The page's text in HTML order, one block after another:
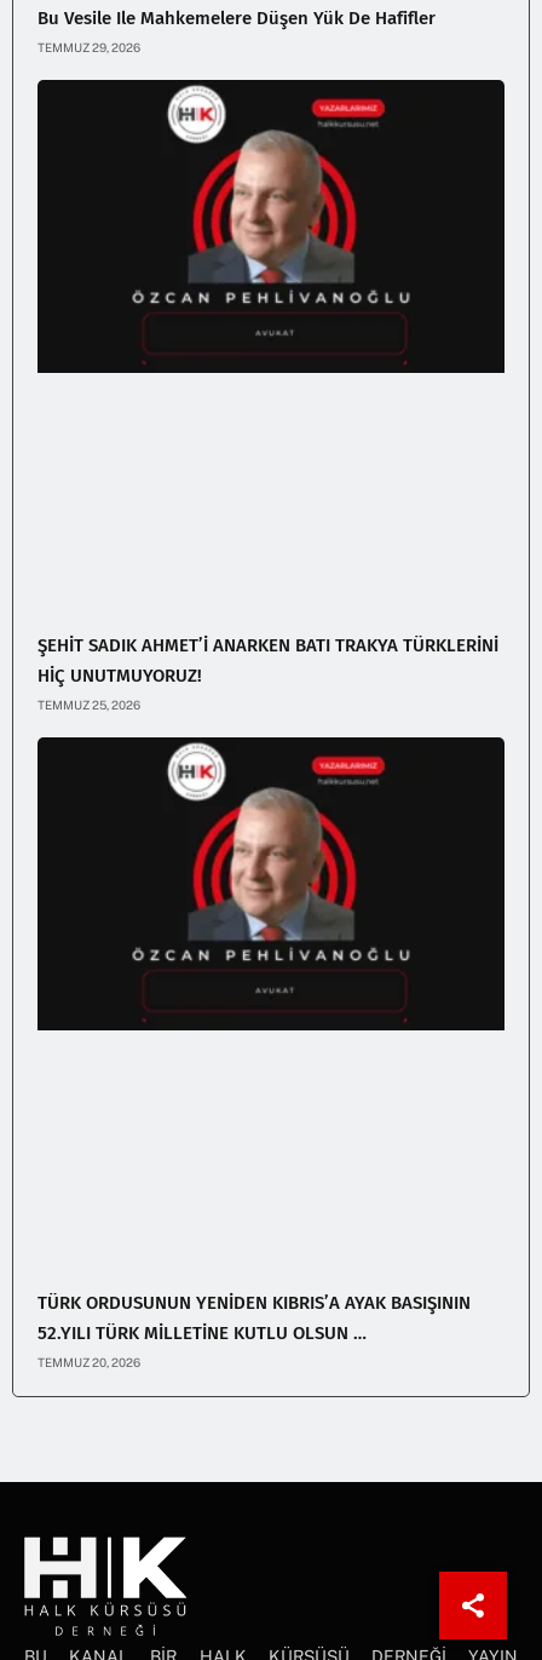
Bu Vesile Ile Mahkemelere Düşen Yük De Hafifler
TEMMUZ 29, 2026
ŞEHİT SADIK AHMET’İ ANARKEN BATI TRAKYA TÜRKLERİNİ
HİÇ UNUTMUYORUZ!
TEMMUZ 25, 2026
TÜRK ORDUSUNUN YENİDEN KIBRIS’A AYAK BASIŞININ
52.YILI TÜRK MİLLETİNE KUTLU OLSUN …
TEMMUZ 20, 2026